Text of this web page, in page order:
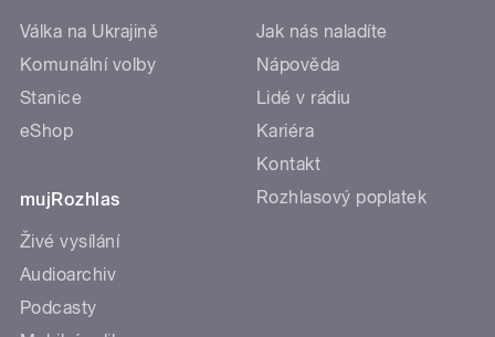
Válka na Ukrajině
Komunální volby
Stanice
eShop
mujRozhlas
Živé vysílání
Audioarchiv
Podcasty
Jak nás naladíte
Nápověda
Lidé v rádiu
Kariéra
Kontakt
Rozhlasový poplatek